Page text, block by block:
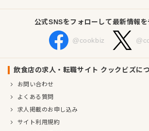
公式SNSをフォローして最新情報を
@cookbiz
飲食店の求人・転職サイト クックビズに
お問い合わせ
よくある質問
求人掲載のお申し込み
サイト利用規約